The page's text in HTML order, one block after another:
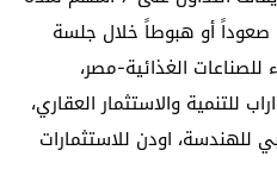
لتجاوزها نسبة الـ5% صعوداً أو هبوطاً خلال جلسة
للصناعات الغذائية-مصر،
للتنمية والاستثمار العقاري،
للهندسة، اودن للاستثمارات